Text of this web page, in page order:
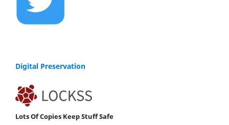
Digital Preservation
Lots Of Copies Keep Stuff Safe